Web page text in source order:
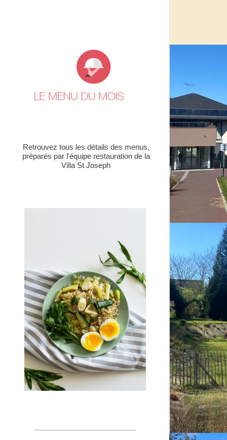
Retrouvez tous les détails des menus,
préparés par l'équipe restauration de la
Villa St Joseph